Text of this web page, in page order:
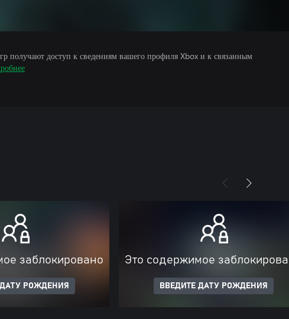
получают доступ к сведениям вашего профиля Xbox и к связанным
заблокировано
РОЖДЕНИЯ
Это содержимое
ВВЕДИТЕ ДАТУ РОЖДЕНИЯ